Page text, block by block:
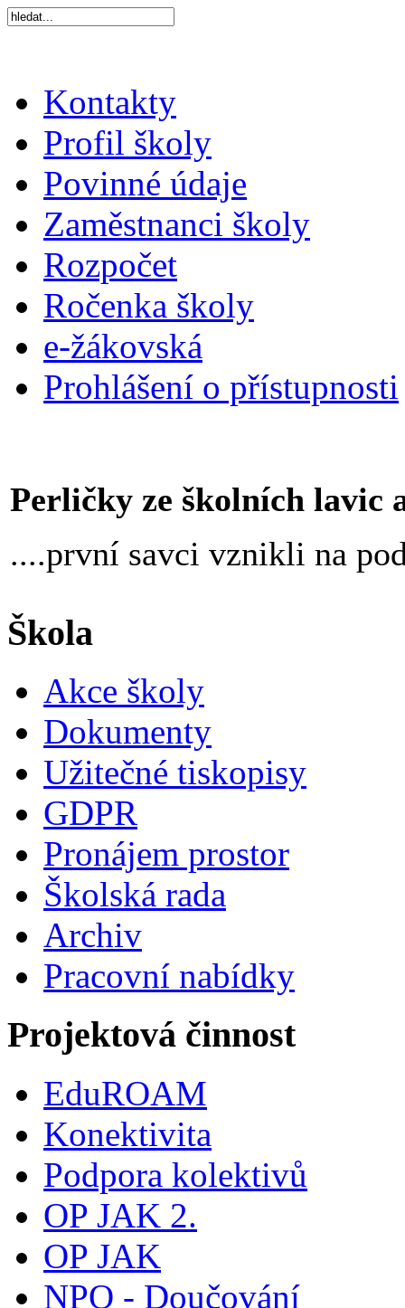
Kontakty
Profil školy
Povinné údaje
Zaměstnanci školy
Rozpočet
Ročenka školy
e-žákovská
Prohlášení o přístupnosti
Perličky ze školních lavic
....první savci vznikli na
Škola
Akce školy
Dokumenty
Užitečné tiskopisy
GDPR
Pronájem prostor
Školská rada
Archiv
Pracovní nabídky
Projektová činnost
EduROAM
Konektivita
Podpora kolektivů
OP JAK 2.
OP JAK
NPO - Doučování